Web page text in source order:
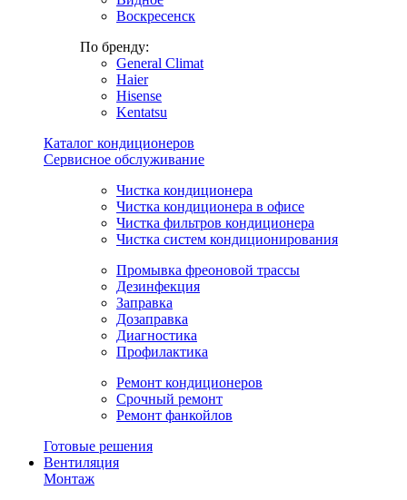
Воскресенск
По бренду:
General Climat
Haier
Hisense
Kentatsu
Каталог кондиционеров
Сервисное обслуживание
Чистка кондиционера
Чистка кондиционера в офисе
Чистка фильтров кондиционера
Чистка систем кондиционирования
Промывка фреоновой трассы
Дезинфекция
Заправка
Дозаправка
Диагностика
Профилактика
Ремонт кондиционеров
Срочный ремонт
Ремонт фанкойлов
Готовые решения
Вентиляция
Монтаж